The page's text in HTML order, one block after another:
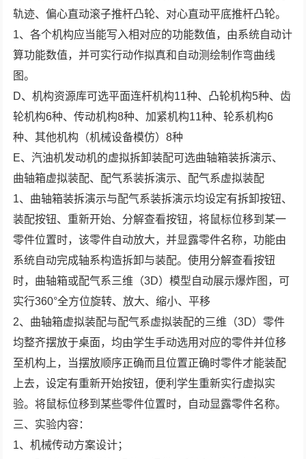
轨迹、偏心直动滚子推杆凸轮、对心直动平底推杆凸轮。
1、各个机构应当能写入相对应的功能数值，由系统自动计
算功能数值，并可实行动作拟真和自动测绘制作弯曲线
图。
D、机构资源库可选平面连杆机构11种、凸轮机构5种、齿
轮机构6种、传动机构8种、加紧机构11种、轮系机构6
种、其他机构（机械设备模仿）8种
E、汽油机发动机的虚拟拆卸装配可选曲轴箱装拆演示、
曲轴箱虚拟装配、配气系装拆演示、配气系虚拟装配
1、曲轴箱装拆演示与配气系装拆演示均设定有拆卸按钮、
装配按钮、重新开始、分解查看按钮，将鼠标位移到某一
零件位置时，该零件自动放大，并显露零件名称，功能由
系统自动完成轴系构造拆卸与装配。使用分解查看按钮
时，曲轴箱或配气系三维（3D）模型自动展示爆炸图，可
实行360°全方位旋转、放大、缩小、平移
2、曲轴箱虚拟装配与配气系虚拟装配的三维（3D）零件
均整齐摆放于桌面，均由学生手动选用对应的零件并位移
至机构上，当摆放顺序正确而且位置正确时零件才能装配
上去，设定有重新开始按钮，便利学生重新实行虚拟实
验。将鼠标位移到某些零件位置时，自动显露零件名称。
三、实验内容：
1、机械传动方案设计；